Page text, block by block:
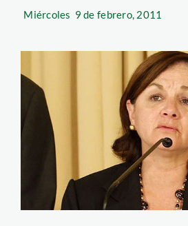
Miércoles 9 de febrero, 2011